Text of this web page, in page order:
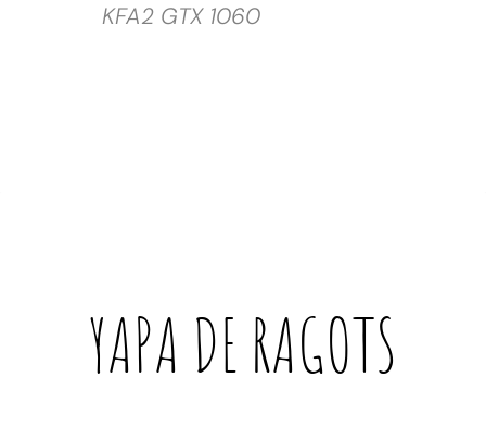
KFA2 GTX 1060
YAPA DE RAGOTS